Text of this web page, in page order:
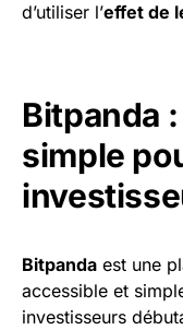
d’utiliser l’effet de
Bitpanda
simple
Bitpanda est une
accessible et
investisseurs